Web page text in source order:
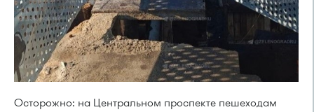
Осторожно: на Центральном проспекте пешеходам